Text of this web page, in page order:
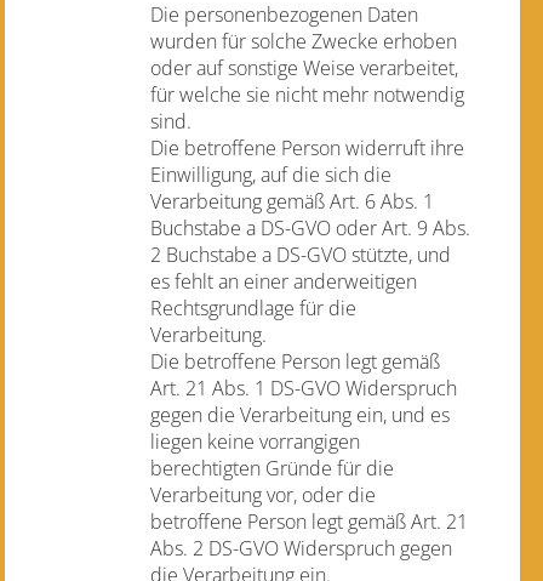
Die personenbezogenen Daten
wurden für solche Zwecke erhoben
oder auf sonstige Weise verarbeitet,
für welche sie nicht mehr notwendig
sind.
Die betroffene Person widerruft ihre
Einwilligung, auf die sich die
Verarbeitung gemäß Art. 6 Abs. 1
Buchstabe a DS-GVO oder Art. 9 Abs.
2 Buchstabe a DS-GVO stützte, und
es fehlt an einer anderweitigen
Rechtsgrundlage für die
Verarbeitung.
Die betroffene Person legt gemäß
Art. 21 Abs. 1 DS-GVO Widerspruch
gegen die Verarbeitung ein, und es
liegen keine vorrangigen
berechtigten Gründe für die
Verarbeitung vor, oder die
betroffene Person legt gemäß Art. 21
Abs. 2 DS-GVO Widerspruch gegen
die Verarbeitung ein.